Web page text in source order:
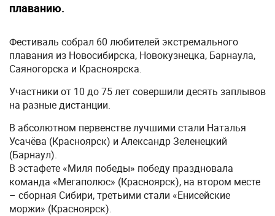
плаванию.
Фестиваль собрал 60 любителей экстремального
плавания из Новосибирска, Новокузнецка, Барнаула,
Саяногорска и Красноярска.
Участники от 10 до 75 лет совершили десять заплывов
на разные дистанции.
В абсолютном первенстве лучшими стали Наталья
Усачёва (Красноярск) и Александр Зеленецкий
(Барнаул).
В эстафете «Миля победы» победу праздновала
команда «Мегаполюс» (Красноярск), на втором месте
– сборная Сибири, третьими стали «Енисейские
моржи» (Красноярск).